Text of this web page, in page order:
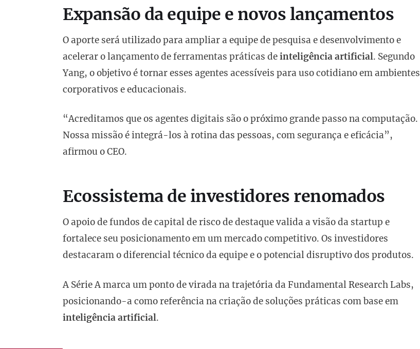
Expansão da equipe e novos lançamentos
O aporte será utilizado para ampliar a equipe de pesquisa e desenvolvimento e
acelerar o lançamento de ferramentas práticas deinteligência artificial. Segundo
Yang, o objetivo é tornar esses agentes acessíveis para uso cotidiano em ambientes
corporativos e educacionais.
“Acreditamos que os agentes digitais são o próximo grande passo na computação.
Nossa missão é integrá-los à rotina das pessoas, com segurança e eficácia”,
afirmou o CEO.
Ecossistema de investidores renomados
O apoio de fundos de capital de risco de destaque valida a visão da startup e
fortalece seu posicionamento em um mercado competitivo. Os investidores
destacaram o diferencial técnico da equipe e o potencial disruptivo dos produtos.
A Série A marca um ponto de virada na trajetória da Fundamental Research Labs,
posicionando-a como referência na criação de soluções práticas com base em
inteligência artificial.